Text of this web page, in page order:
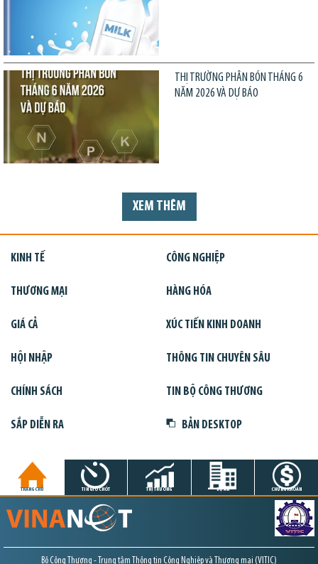
THỊ TRƯỜNG PHÂN BÓN THÁNG 6
NĂM 2026 VÀ DỰ BÁO
XEM THÊM
KINH TẾ CÔNG NGHIỆP
THƯƠNG MẠI HÀNG HÓA
GIÁ CẢ XÚC TIẾN KINH DOANH
HỘI NHẬP THÔNG TIN CHUYÊN SÂU
CHÍNH SÁCH TIN BỘ CÔNG THƯƠNG
SẮP DIỄN RA BẢN DESKTOP
TRANG CHỦ TIN GIỜ CHÓT THỊ TRƯỜNG DỰ ÁN CHỨNG KHOÁN
Bộ Công Thương - Trung tâm Thông tin Công Nghiệp và Thương mại (VITIC)